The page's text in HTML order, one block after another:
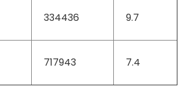
334436 9.7
717943 7.4